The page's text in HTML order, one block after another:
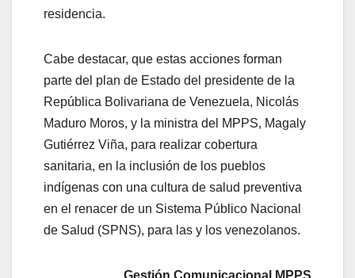
residencia.
Cabe destacar, que estas acciones forman
parte del plan de Estado del presidente de la
República Bolivariana de Venezuela, Nicolás
Maduro Moros, y la ministra del MPPS, Magaly
Gutiérrez Viña, para realizar cobertura
sanitaria, en la inclusión de los pueblos
indígenas con una cultura de salud preventiva
en el renacer de un Sistema Público Nacional
de Salud (SPNS), para las y los venezolanos.
Gestión Comunicacional MPPS